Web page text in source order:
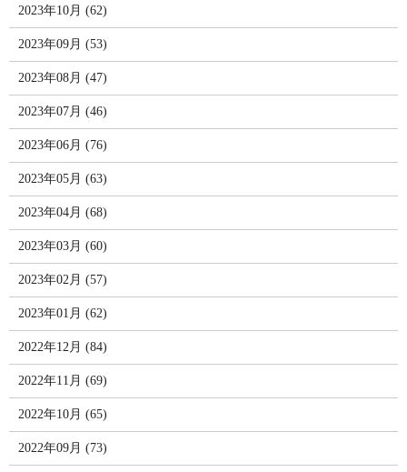
2023年10月 (62)
2023年09月 (53)
2023年08月 (47)
2023年07月 (46)
2023年06月 (76)
2023年05月 (63)
2023年04月 (68)
2023年03月 (60)
2023年02月 (57)
2023年01月 (62)
2022年12月 (84)
2022年11月 (69)
2022年10月 (65)
2022年09月 (73)